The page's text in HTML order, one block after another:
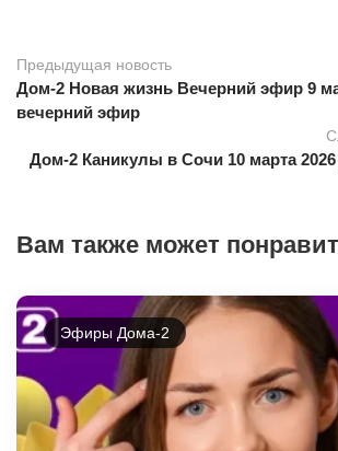
Предыдущая новость
Дом-2 Новая жизнь Вечерний эфир 9
вечерний эфир
Дом-2 Каникулы в Сочи 10 марта
Вам также может
Эфиры Дома-2